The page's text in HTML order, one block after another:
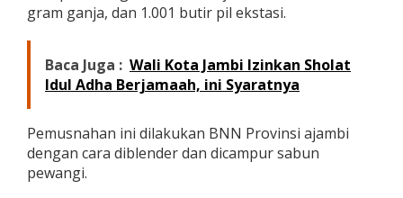
B
a
n
g
u
k
t
gram ganja, dan 1.001 butir pil ekstasi.
Baca Juga : Wali Kota Jambi Izinkan Sholat
Idul Adha Berjamaah, ini Syaratnya
Pemusnahan ini dilakukan BNN Provinsi ajambi
dengan cara diblender dan dicampur sabun
pewangi.